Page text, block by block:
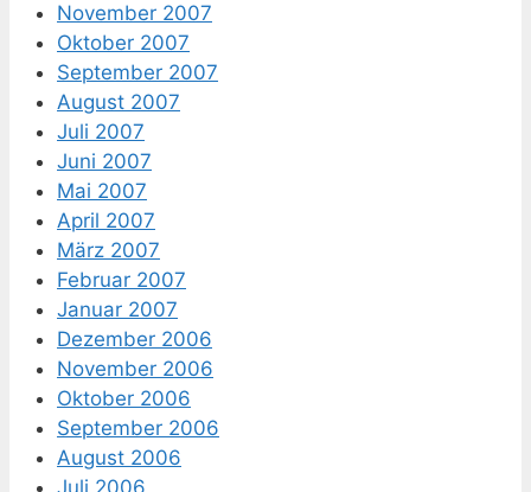
November 2007
Oktober 2007
September 2007
August 2007
Juli 2007
Juni 2007
Mai 2007
April 2007
März 2007
Februar 2007
Januar 2007
Dezember 2006
November 2006
Oktober 2006
September 2006
August 2006